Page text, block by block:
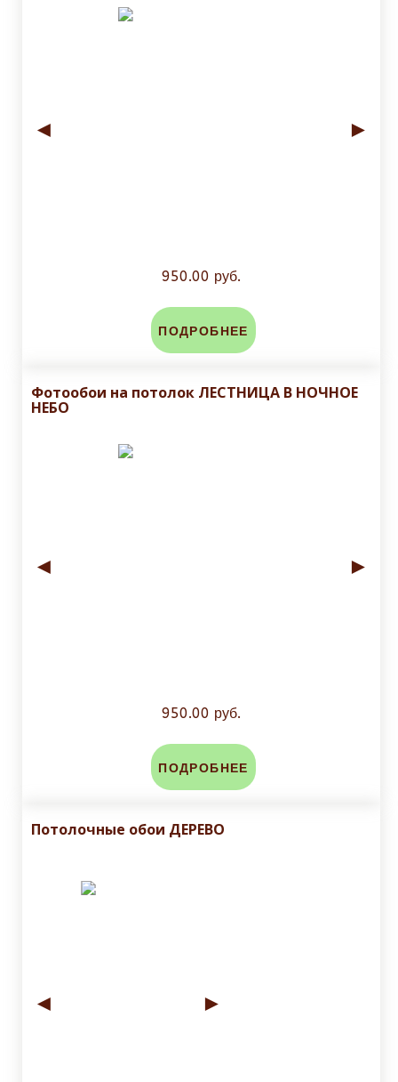
◄ ►
950.00 руб.
ПОДРОБНЕЕ
Фотообои на потолок ЛЕСТНИЦА В НОЧНОЕ
НЕБО
◄ ►
950.00 руб.
ПОДРОБНЕЕ
Потолочные обои ДЕРЕВО
◄ ►